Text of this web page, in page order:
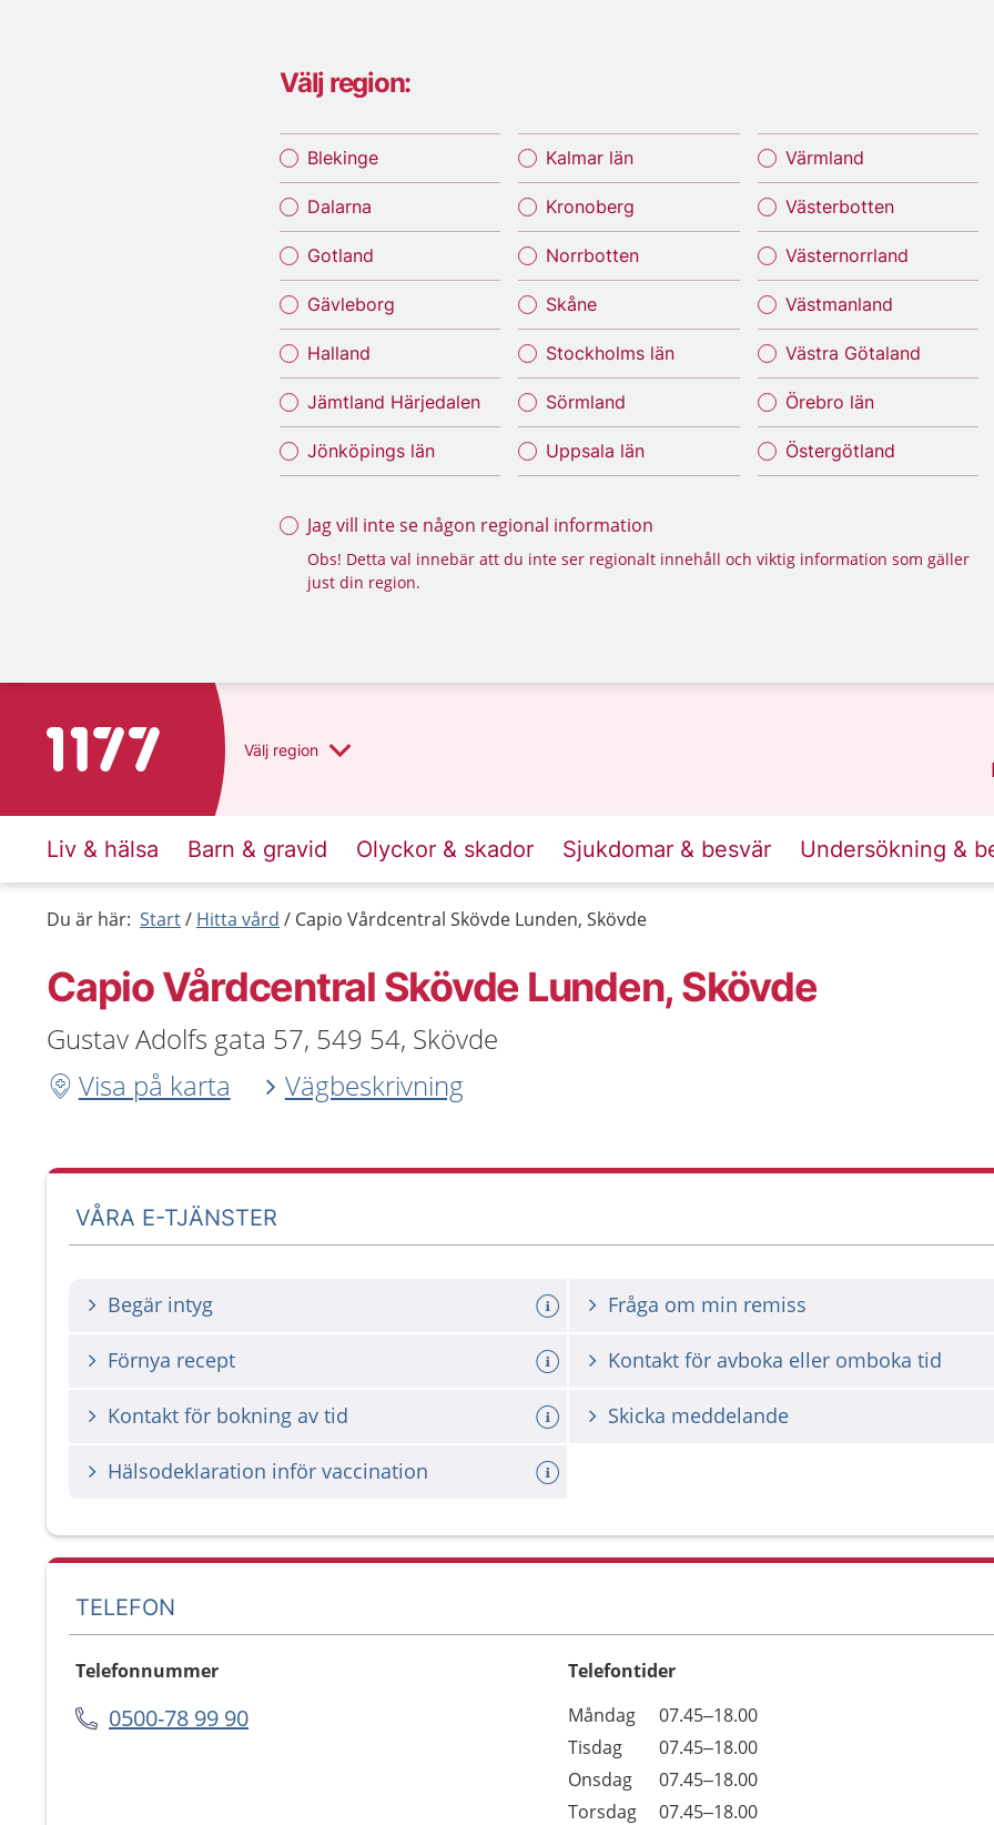
Välj region:
Blekinge
Dalarna
Gotland
Gävleborg
Halland
Jämtland Härjedalen
Jönköpings län
Kalmar län
Kronoberg
Norrbotten
Skåne
Stockholms län
Sörmland
Uppsala län
Värmland
Västerbotten
Västernorrland
Västmanland
Västra Götaland
Örebro län
Östergötland
Jag vill inte se någon regional information
Obs! Detta val innebär att du inte ser regionalt innehåll och viktig information som gäller
just din region.
Till startsidan för 1177 Välj region
Liv & hälsa Barn & gravid Olyckor & skador Sjukdomar & besvär Undersökning &
Du är här: Start Hitta vård Capio Vårdcentral Skövde Lunden, Skövde
Capio Vårdcentral Skövde Lunden, Skövde
Gustav Adolfs gata 57, 549 54, Skövde
Visa på karta
Vägbeskrivning
VÅRA E-TJÄNSTER
Begär intyg Fråga om min remiss
Förnya recept Kontakt för avboka eller omboka tid
Kontakt för bokning av tid Skicka meddelande
Hälsodeklaration inför vaccination
TELEFON
Telefonnummer
0500-78 99 90
Telefontider
Dag
Öppettider
Kommentarer
Måndag
07.45–18.00
Tisdag
07.45–18.00
Onsdag
07.45–18.00
Torsdag
07.45–18.00